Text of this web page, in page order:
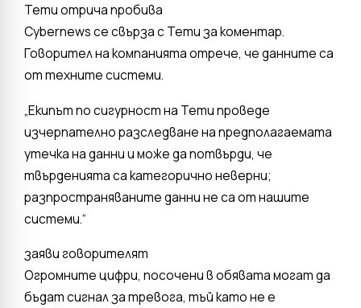
Temu отрича пробива
Cybernews се свърза с Temu за коментар.
Говорител на компанията отрече, че данните са
от техните системи.
„Екипът по сигурност на Temu проведе
изчерпателно разследване на предполагаемата
утечка на данни и може да потвърди, че
твърденията са категорично неверни;
разпространяваните данни не са от нашите
системи.“
заяви говорителят
Огромните цифри, посочени в обявата могат да
бъдат сигнал за тревога, тъй като не е